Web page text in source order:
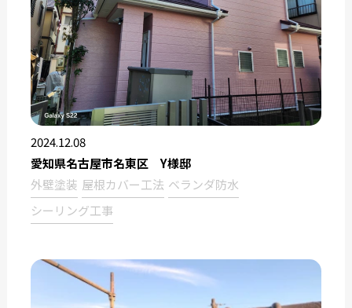
2024.12.08
愛知県名古屋市名東区 Y様邸
外壁塗装 屋根カバー工法 ベランダ防水
シーリング工事